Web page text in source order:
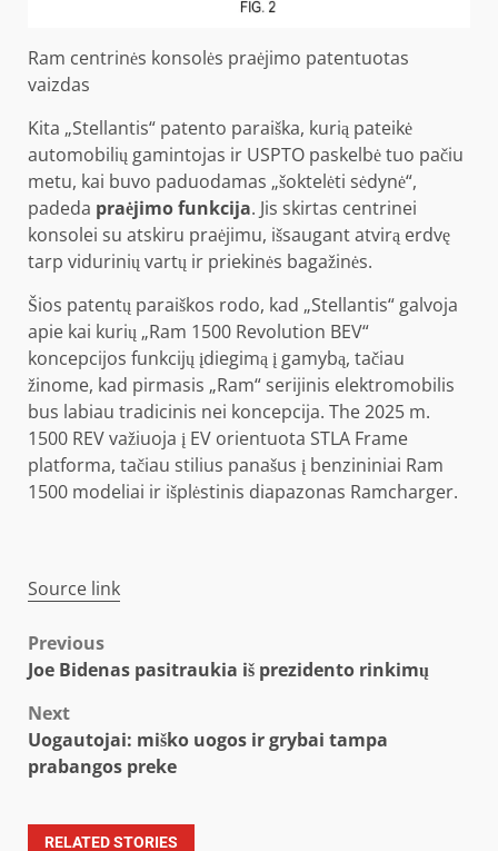
Ram centrinės konsolės praėjimo patentuotas
vaizdas
Kita „Stellantis“ patento paraiška, kurią pateikė
automobilių gamintojas ir USPTO paskelbė tuo pačiu
metu, kai buvo paduodamas „šoktelėti sėdynė“,
padeda praėjimo funkcija. Jis skirtas centrinei
konsolei su atskiru praėjimu, išsaugant atvirą erdvę
tarp vidurinių vartų ir priekinės bagažinės.
Šios patentų paraiškos rodo, kad „Stellantis“ galvoja
apie kai kurių „Ram 1500 Revolution BEV“
koncepcijos funkcijų įdiegimą į gamybą, tačiau
žinome, kad pirmasis „Ram“ serijinis elektromobilis
bus labiau tradicinis nei koncepcija. The2025 m.
1500 REVvažiuoja į EV orientuota STLA Frame
platforma, tačiau stilius panašus į benzininiai Ram
1500 modeliai ir išplėstinis diapazonas Ramcharger.
Source link
Post
navigation
Previous
Joe Bidenas pasitraukia iš prezidento rinkimų
Next
Uogautojai: miško uogos ir grybai tampa
prabangos preke
RELATED STORIES